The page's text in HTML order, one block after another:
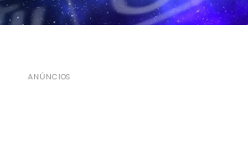
ANÚNCIOS